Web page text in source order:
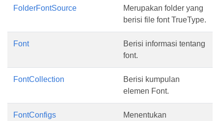
FolderFontSource
Merupakan folder yang
berisi file font TrueType.
Font
Berisi informasi tentang
font.
FontCollection
Berisi kumpulan
elemen Font.
FontConfigs
Menentukan